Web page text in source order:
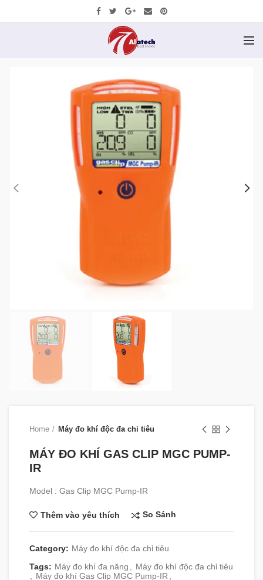
Home Máy đo khí độc đa chỉ tiêu
MÁY ĐO KHÍ GAS CLIP MGC PUMP-
IR
Model : Gas Clip MGC Pump-IR
Thêm vào yêu thích So Sánh
Category: Máy đo khí độc đa chỉ tiêu
Tags: Máy đo khí đa năng
Máy đo khí độc đa chỉ tiêu
Máy đo khí Gas Clip MGC Pump-IR